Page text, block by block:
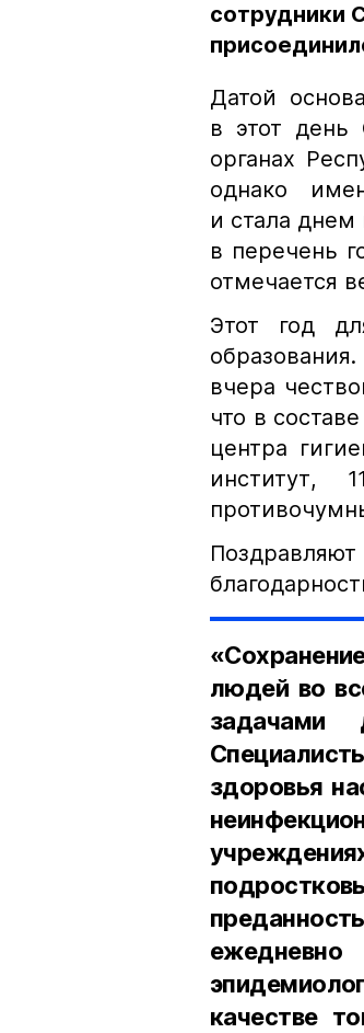
сотрудники
Датой
в этот
органах
однако
и стала днем
в перечень
отмечается
Этот год
вчера
что в
центра
институт,
людей во
задачами
здоровья
ежедневно
качестве